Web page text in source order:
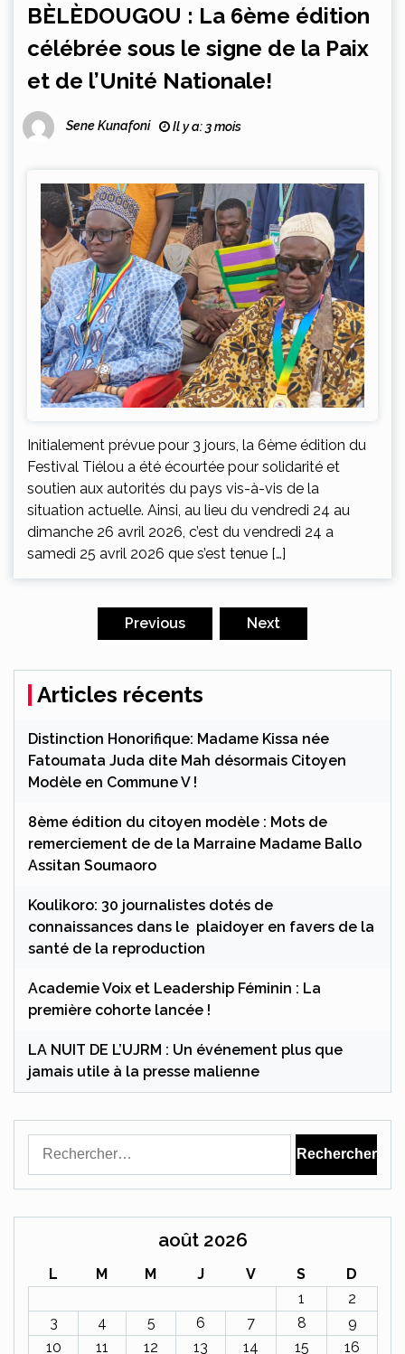
BÈLÈDOUGOU : La 6ème édition
célébrée sous le signe de la Paix
et de l’Unité Nationale!
Sene Kunafoni Il y a: 3 mois
Initialement prévue pour 3 jours, la 6ème édition du
Festival Tiélou a été écourtée pour solidarité et
soutien aux autorités du pays vis-à-vis de la
situation actuelle. Ainsi, au lieu du vendredi 24 au
dimanche 26 avril 2026, c’est du vendredi 24 a
samedi 25 avril 2026 que s’est tenue […]
Previous Next
Articles récents
Distinction Honorifique: Madame Kissa née
Fatoumata Juda dite Mah désormais Citoyen
Modèle en Commune V !
8ème édition du citoyen modèle : Mots de
remerciement de de la Marraine Madame Ballo
Assitan Soumaoro
Koulikoro: 30 journalistes dotés de
connaissances dans le plaidoyer en favers de la
santé de la reproduction
Academie Voix et Leadership Féminin : La
première cohorte lancée !
LA NUIT DE L’UJRM : Un événement plus que
jamais utile à la presse malienne
août 2026
L M M J V S
D
1
2
3
4 5 6 7 8
9
10
11 12 13 14 15 16